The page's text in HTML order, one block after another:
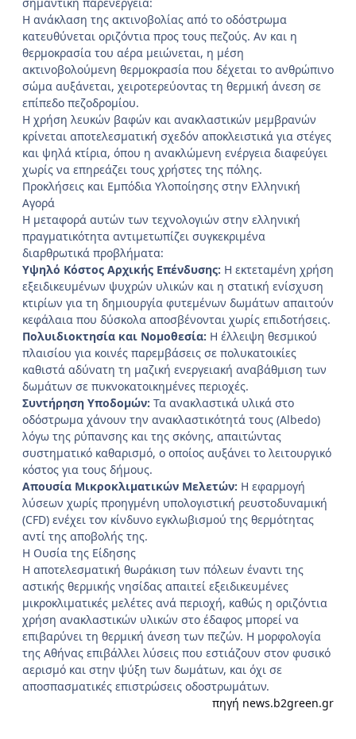
Η ανάκλαση της ακτινοβολίας από το οδόστρωμα
κατευθύνεται οριζόντια προς τους πεζούς. Αν και η
θερμοκρασία του αέρα μειώνεται, η μέση
ακτινοβολούμενη θερμοκρασία που δέχεται το ανθρώπινο
σώμα αυξάνεται, χειροτερεύοντας τη θερμική άνεση σε
επίπεδο πεζοδρομίου.
Η χρήση λευκών βαφών και ανακλαστικών μεμβρανών
κρίνεται αποτελεσματική σχεδόν αποκλειστικά για στέγες
και ψηλά κτίρια, όπου η ανακλώμενη ενέργεια διαφεύγει
χωρίς να επηρεάζει τους χρήστες της πόλης.
Προκλήσεις και Εμπόδια Υλοποίησης στην Ελληνική
Αγορά
Η μεταφορά αυτών των τεχνολογιών στην ελληνική
πραγματικότητα αντιμετωπίζει συγκεκριμένα
διαρθρωτικά προβλήματα:
Υψηλό Κόστος Αρχικής Επένδυσης: Η εκτεταμένη χρήση
εξειδικευμένων ψυχρών υλικών και η στατική ενίσχυση
κτιρίων για τη δημιουργία φυτεμένων δωμάτων απαιτούν
κεφάλαια που δύσκολα αποσβένονται χωρίς επιδοτήσεις.
Πολυιδιοκτησία και Νομοθεσία: Η έλλειψη θεσμικού
πλαισίου για κοινές παρεμβάσεις σε πολυκατοικίες
καθιστά αδύνατη τη μαζική ενεργειακή αναβάθμιση των
δωμάτων σε πυκνοκατοικημένες περιοχές.
Συντήρηση Υποδομών: Τα ανακλαστικά υλικά στο
οδόστρωμα χάνουν την ανακλαστικότητά τους (Albedo)
λόγω της ρύπανσης και της σκόνης, απαιτώντας
συστηματικό καθαρισμό, ο οποίος αυξάνει το λειτουργικό
κόστος για τους δήμους.
Απουσία Μικροκλιματικών Μελετών: Η εφαρμογή
λύσεων χωρίς προηγμένη υπολογιστική ρευστοδυναμική
(CFD) ενέχει τον κίνδυνο εγκλωβισμού της θερμότητας
αντί της αποβολής της.
Η Ουσία της Είδησης
Η αποτελεσματική θωράκιση των πόλεων έναντι της
αστικής θερμικής νησίδας απαιτεί εξειδικευμένες
μικροκλιματικές μελέτες ανά περιοχή, καθώς η οριζόντια
χρήση ανακλαστικών υλικών στο έδαφος μπορεί να
επιβαρύνει τη θερμική άνεση των πεζών. Η μορφολογία
της Αθήνας επιβάλλει λύσεις που εστιάζουν στον φυσικό
αερισμό και στην ψύξη των δωμάτων, και όχι σε
αποσπασματικές επιστρώσεις οδοστρωμάτων.
πηγή news.b2green.gr